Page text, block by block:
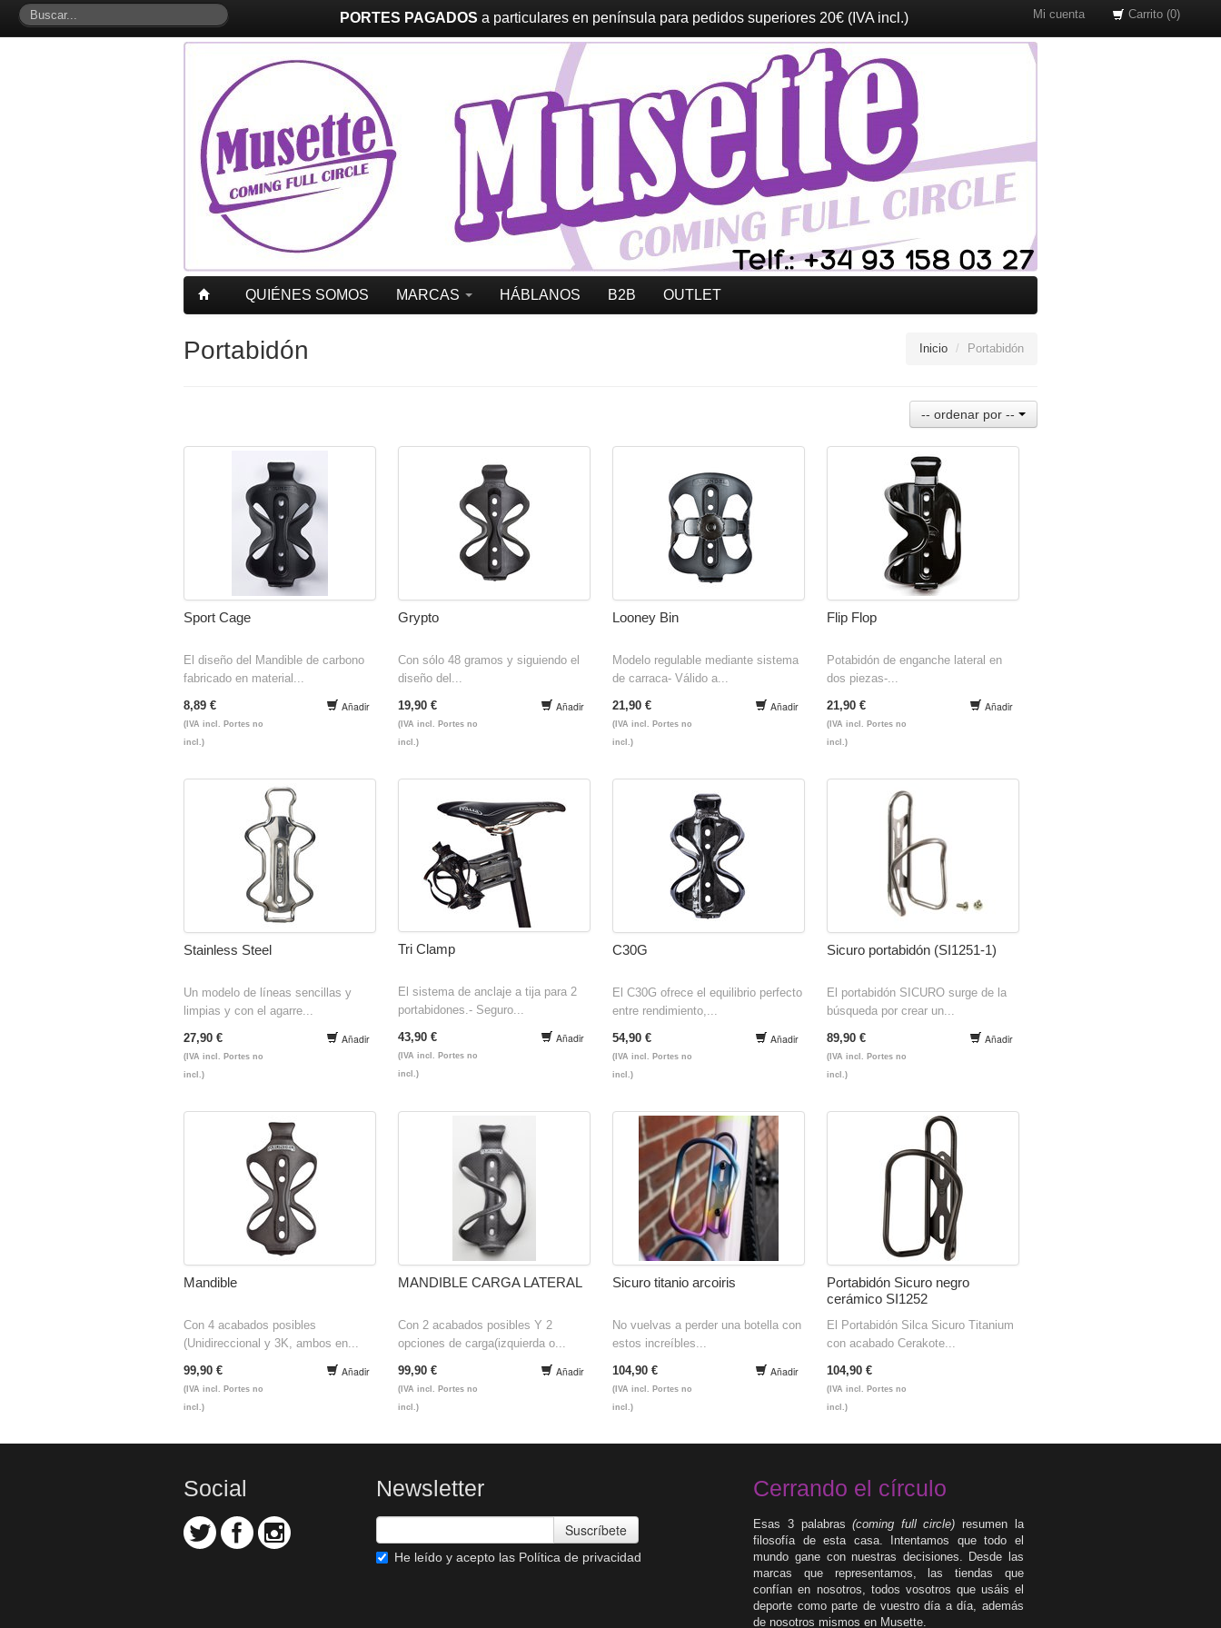
Mi cuenta Carrito (0)
PORTES PAGADOS a particulares en península para pedidos superiores 20€ (IVA incl.)
QUIÉNES SOMOS MARCAS HÁBLANOS B2B OUTLET
Inicio / Portabidón
Portabidón
-- ordenar por --
Sport Cage
El diseño del Mandible de carbono
fabricado en material...
8,89 €
(IVA incl. Portes no
incl.)
Añadir
Grypto
Con sólo 48 gramos y siguiendo el
diseño del...
19,90 €
(IVA incl. Portes no
incl.)
Añadir
Looney Bin
Modelo regulable mediante sistema
de carraca- Válido a...
21,90 €
(IVA incl. Portes no
incl.)
Añadir
Flip Flop
Potabidón de enganche lateral en
dos piezas-...
21,90 €
(IVA incl. Portes no
incl.)
Añadir
Stainless Steel
Un modelo de líneas sencillas y
limpias y con el agarre...
27,90 €
(IVA incl. Portes no
incl.)
Añadir
Tri Clamp
El sistema de anclaje a tija para 2
portabidones.- Seguro...
43,90 €
(IVA incl. Portes no
incl.)
Añadir
C30G
El C30G ofrece el equilibrio perfecto
entre rendimiento,...
54,90 €
(IVA incl. Portes no
incl.)
Añadir
Sicuro portabidón (SI1251-1)
El portabidón SICURO surge de la
búsqueda por crear un...
89,90 €
(IVA incl. Portes no
incl.)
Añadir
Mandible
Con 4 acabados posibles
(Unidireccional y 3K, ambos en...
99,90 €
(IVA incl. Portes no
incl.)
Añadir
MANDIBLE CARGA LATERAL
Con 2 acabados posibles Y 2
opciones de carga(izquierda o...
99,90 €
(IVA incl. Portes no
incl.)
Añadir
Sicuro titanio arcoiris
No vuelvas a perder una botella con
estos increíbles...
104,90 €
(IVA incl. Portes no
incl.)
Añadir
Portabidón Sicuro negro
cerámico SI1252
El Portabidón Silca Sicuro Titanium
con acabado Cerakote...
104,90 €
(IVA incl. Portes no
incl.)
Social Newsletter
Suscríbete
He leído y acepto las Política de privacidad
Cerrando el círculo
Esas 3 palabras(coming full circle) resumen la
filosofía de esta casa. Intentamos que todo el
mundo gane con nuestras decisiones. Desde las
marcas que representamos, las tiendas que
confían en nosotros, todos vosotros que usáis el
deporte como parte de vuestro día a día, además
de nosotros mismos en Musette.